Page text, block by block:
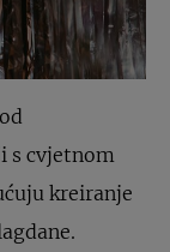
s cvjetnom
kreiranje